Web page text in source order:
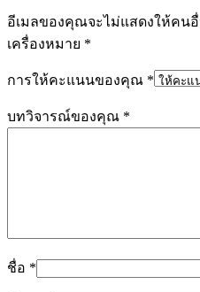
อีเมลของคุณจะไม่แสดงให้คน
เครื่องหมาย *
การให้คะแนนของคุณ *
บทวิจารณ์ของคุณ *
ชื่อ *